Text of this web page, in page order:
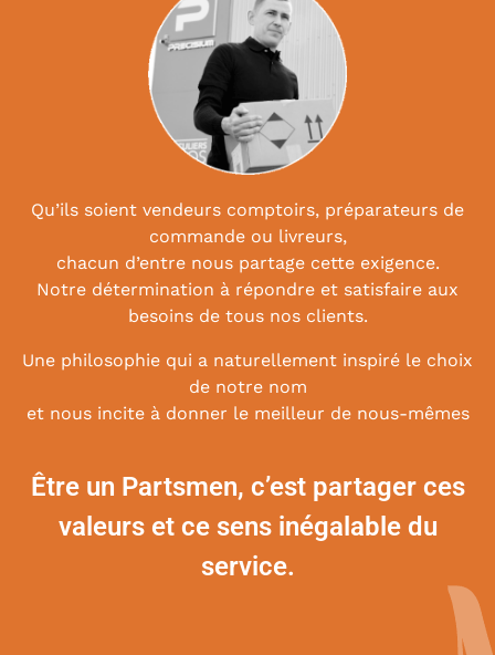
Qu’ils soient vendeurs comptoirs, préparateurs de
commande ou livreurs,
chacun d’entre nous partage cette exigence.
Notre détermination à répondre et satisfaire aux
besoins de tous nos clients.
Une philosophie qui a naturellement inspiré le choix
de notre nom
et nous incite à donner le meilleur de nous-mêmes
Être un Partsmen, c’est partager ces
valeurs et ce sens inégalable du
service.